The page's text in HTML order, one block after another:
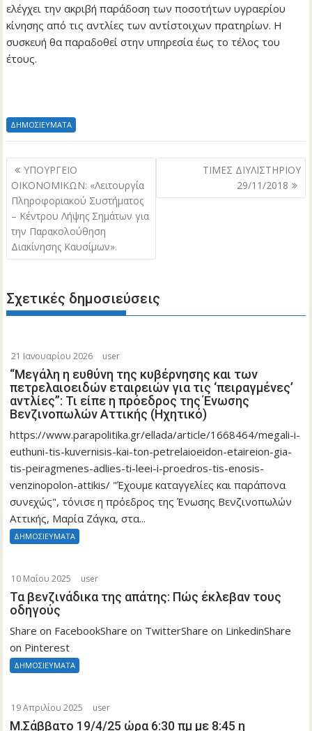
ελέγχει την ακριβή παράδοση των ποσοτήτων υγραερίου
κίνησης από τις αντλίες των αντίστοιχων πρατηρίων. Η
συσκευή θα παραδοθεί στην υπηρεσία έως το τέλος του
έτους.
ΔΗΜΟΣΙΕΥΜΑΤΑ
Πλοήγηση
άρθρων
ΥΠΟΥΡΓΕΙΟ
ΟΙΚΟΝΟΜΙΚΩΝ: «Λειτουργία
Πληροφοριακού Συστήματος
– Κέντρου Λήψης Σημάτων για
την Παρακολούθηση
Διακίνησης Καυσίμων».
ΤΙΜΕΣ ΔΙΥΛΙΣΤΗΡΙΟΥ
29/11/2018
Σχετικές δημοσιεύσεις
21 Ιανουαρίου 2026 user
“Μεγάλη η ευθύνη της κυβέρνησης και των
πετρελαιοειδών εταιρειών για τις ‘πειραγμένες’
αντλίες”: Τι είπε η πρόεδρος της Ένωσης
Βενζινοπωλών Αττικής (Ηχητικό)
https://www.parapolitika.gr/ellada/article/1668464/megali-i-
euthuni-tis-kuvernisis-kai-ton-petrelaioeidon-etaireion-gia-
tis-peiragmenes-adlies-ti-leei-i-proedros-tis-enosis-
venzinopolon-attikis/ "Έχουμε καταγγελίες και παράπονα
συνεχώς", τόνισε η πρόεδρος της Ένωσης Βενζινοπωλών
Αττικής, Μαρία Ζάγκα, στα...
ΔΗΜΟΣΙΕΥΜΑΤΑ
10 Μαΐου 2025 user
Τα βενζινάδικα της απάτης: Πώς έκλεβαν τους
οδηγούς
Share on FacebookShare on TwitterShare on LinkedinShare
on Pinterest
ΔΗΜΟΣΙΕΥΜΑΤΑ
19 Απριλίου 2025 user
Μ.Σάββατο 19/4/25 ώρα 6:30 πμ με 8:45 η